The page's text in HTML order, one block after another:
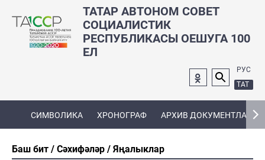
ТАТАР АВТОНОМ СОВЕТ
СОЦИАЛИСТИК
РЕСПУБЛИКАСЫ ОЕШУГА 100
ЕЛ
РУС
ТАТ
СИМВОЛИКА ХРОНОГРАФ АРХИВ ДОКУМЕНТЛАРЫ
Баш бит Сәхифәләр Яңалыклар